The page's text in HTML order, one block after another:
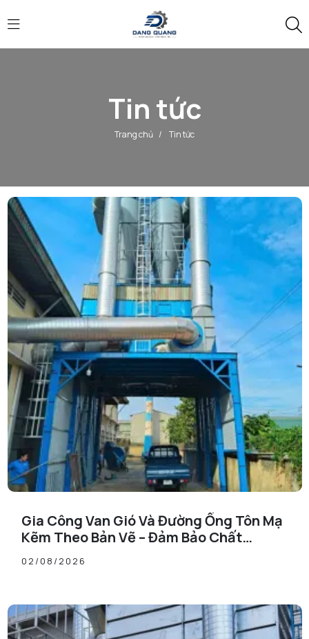
Tin tức
Trang chủ / Tin tức
Gia Công Van Gió Và Đường Ống Tôn Mạ
Kẽm Theo Bản Vẽ – Đảm Bảo Chất
Lượng, Đúng Tiến Độ
02/08/2026